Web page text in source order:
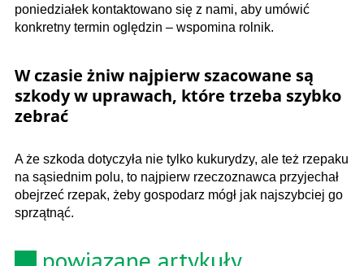
poniedziałek kontaktowano się z nami, aby umówić
konkretny termin oględzin – wspomina rolnik.
W czasie żniw najpierw szacowane są
szkody w uprawach, które trzeba szybko
zebrać
A że szkoda dotyczyła nie tylko kukurydzy, ale też rzepaku
na sąsiednim polu, to najpierw rzeczoznawca przyjechał
obejrzeć rzepak, żeby gospodarz mógł jak najszybciej go
sprzątnąć.